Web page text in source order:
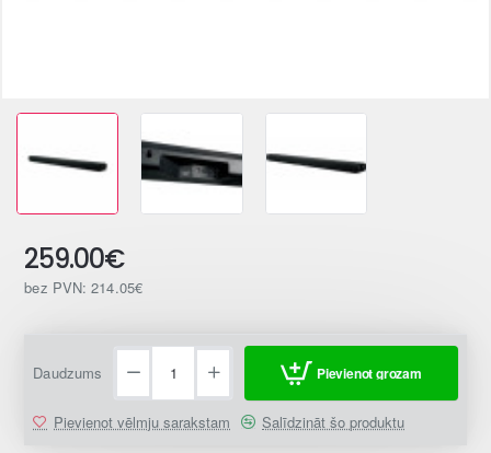
259.00€
bez PVN: 214.05€
Daudzums Pievienot grozam
Pievienot vēlmju sarakstam Salīdzināt šo produktu